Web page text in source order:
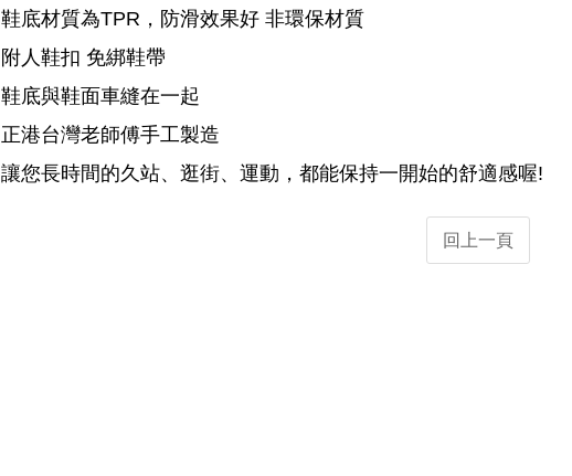
鞋底材質為TPR，防滑效果好 非環保材質
附人鞋扣 免綁鞋帶
鞋底與鞋面車縫在一起
正港台灣老師傅手工製造
讓您長時間的久站、逛街、運動，都能保持一開始的舒適感喔!
回上一頁